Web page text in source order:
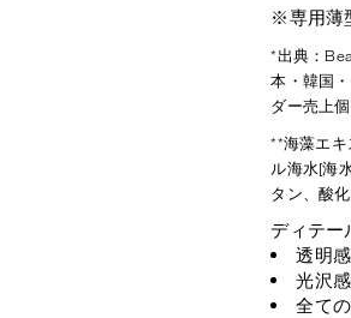
※専用薄
*出典：
本・韓国
ダー売上
**海藻エキ
ル海水[海
タン、酸
ディテー
透明
光沢
全て